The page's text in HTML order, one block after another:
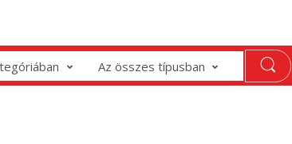
Az összes típusban